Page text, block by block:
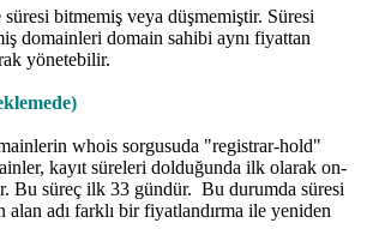
süresi bitmemiş veya düşmemiştir. Süresi
domainleri domain sahibi aynı fiyattan
yönetebilir.
whois sorgusuda "registrar-hold"
kayıt süreleri dolduğunda ilk olarak on-
Bu süreç ilk 33 gündür. Bu durumda süresi
adı farklı bir fiyatlandırma ile yeniden